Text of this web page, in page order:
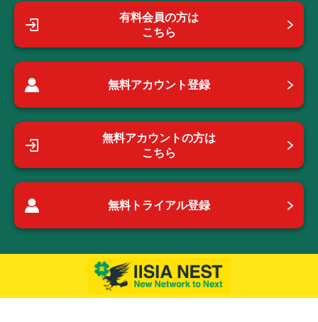
有料会員の方は
こちら
無料アカウント登録
無料アカウントの方は
こちら
無料トライアル登録